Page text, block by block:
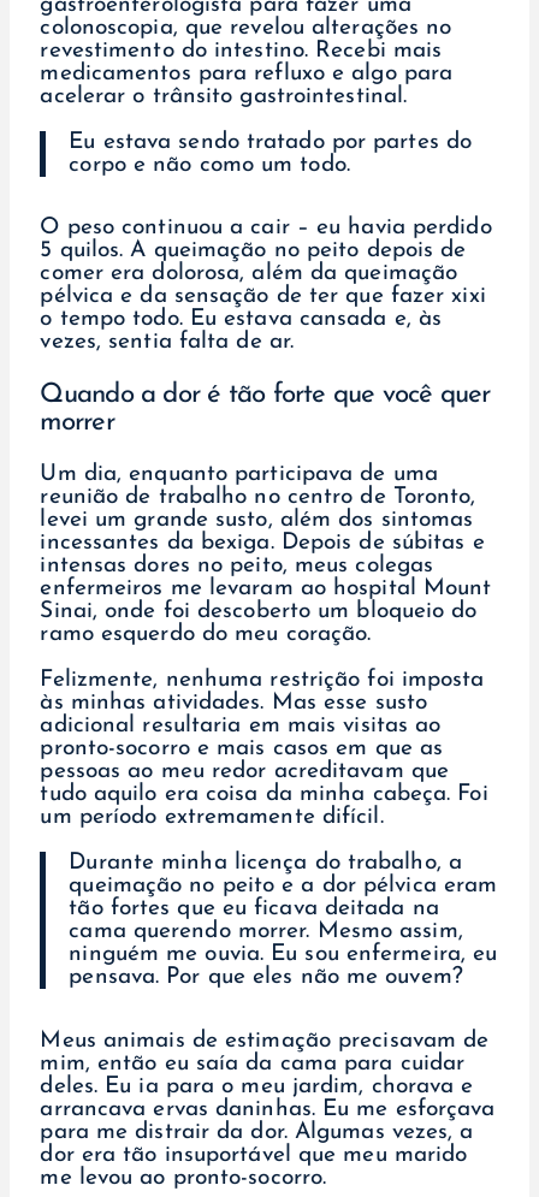
gastroenterologista para fazer uma
colonoscopia, que revelou alterações no
revestimento do intestino. Recebi mais
medicamentos para refluxo e algo para
acelerar o trânsito gastrointestinal.
Eu estava sendo tratado por partes do
corpo e não como um todo.
O peso continuou a cair – eu havia perdido
5 quilos. A queimação no peito depois de
comer era dolorosa, além da queimação
pélvica e da sensação de ter que fazer xixi
o tempo todo. Eu estava cansada e, às
vezes, sentia falta de ar.
Quando a dor é tão forte que você quer
morrer
Um dia, enquanto participava de uma
reunião de trabalho no centro de Toronto,
levei um grande susto, além dos sintomas
incessantes da bexiga. Depois de súbitas e
intensas dores no peito, meus colegas
enfermeiros me levaram ao hospital Mount
Sinai, onde foi descoberto um bloqueio do
ramo esquerdo do meu coração.
Felizmente, nenhuma restrição foi imposta
às minhas atividades. Mas esse susto
adicional resultaria em mais visitas ao
pronto-socorro e mais casos em que as
pessoas ao meu redor acreditavam que
tudo aquilo era coisa da minha cabeça. Foi
um período extremamente difícil.
Durante minha licença do trabalho, a
queimação no peito e a dor pélvica eram
tão fortes que eu ficava deitada na
cama querendo morrer. Mesmo assim,
ninguém me ouvia. Eu sou enfermeira, eu
pensava. Por que eles não me ouvem?
Meus animais de estimação precisavam de
mim, então eu saía da cama para cuidar
deles. Eu ia para o meu jardim, chorava e
arrancava ervas daninhas. Eu me esforçava
para me distrair da dor. Algumas vezes, a
dor era tão insuportável que meu marido
me levou ao pronto-socorro.